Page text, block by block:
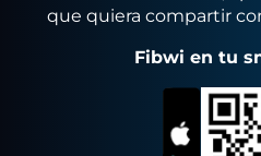
que quiera compartir
Fibwi en tu